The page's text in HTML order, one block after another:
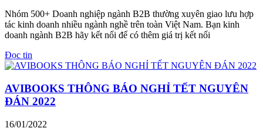
Nhóm 500+ Doanh nghiệp ngành B2B thường xuyên giao lưu hợp
tác kinh doanh nhiều ngành nghề trên toàn Việt Nam. Bạn kinh
doanh ngành B2B hãy kết nối để có thêm giá trị kết nối
Đọc tin
AVIBOOKS THÔNG BÁO NGHỈ TẾT NGUYÊN
ĐÁN 2022
16/01/2022